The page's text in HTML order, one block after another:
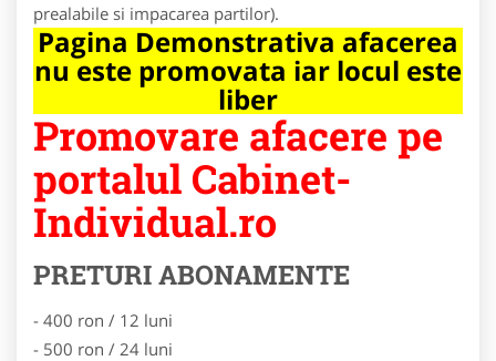
prealabile si impacarea partilor).
Pagina Demonstrativa afacerea
nu este promovata iar locul este
liber
Promovare afacere pe
portalul Cabinet-
Individual.ro
PRETURI ABONAMENTE
- 400 ron / 12 luni
- 500 ron / 24 luni